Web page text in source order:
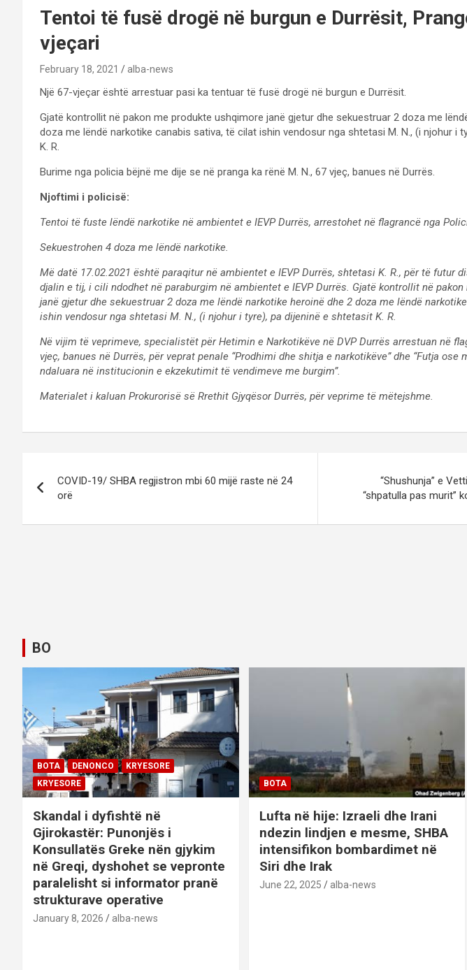
Tentoi të fusë drogë në burgun e Durrësit,
vjeçari
February 18, 2021 alba-news
Një 67-vjeçar është arrestuar pasi ka tentuar të fusë drogë në burgun e Durrësit.
Gjatë kontrollit në pakon me produkte ushqimore janë gjetur dhe sekuestruar 2 doza me
doza me lëndë narkotike canabis sativa, të cilat ishin vendosur nga shtetasi M. N., (i njohur i
K. R.
Burime nga policia bëjnë me dije se në pranga ka rënë M. N., 67 vjeç, banues në Durrës.
Njoftimi i policisë:
Tentoi të fuste lëndë narkotike në ambientet e IEVP Durrës, arrestohet në flagrancë nga
Sekuestrohen 4 doza me lëndë narkotike.
Më datë 17.02.2021 është paraqitur në ambientet e IEVP Durrës, shtetasi K. R., për të futur
djalin e tij, i cili ndodhet në paraburgim në ambientet e IEVP Durrës. Gjatë kontrollit në
janë gjetur dhe sekuestruar 2 doza me lëndë narkotike heroinë dhe 2 doza me lëndë
ishin vendosur nga shtetasi M. N., (i njohur i tyre), pa dijeninë e shtetasit K. R.
Në vijim të veprimeve, specialistët për Hetimin e Narkotikëve në DVP Durrës arrestuan në
vjeç, banues në Durrës, për veprat penale “Prodhimi dhe shitja e narkotikëve” dhe “Futja ose
ndaluara në institucionin e ekzekutimit të vendimeve me burgim”.
Materialet i kaluan Prokurorisë së Rrethit Gjyqësor Durrës, për veprime të mëtejshme.
s
v
i
a
t
i
o
n
COVID-19/ SHBA regjistron mbi 60 mijë raste në 24
orë
“Shushunja” e
“shpatulla pas murit”
BO
BOTA DENONCO
KRYESORE
KRYESORE
Skandal i dyfishtë në
Gjirokastër: Punonjës i
Konsullatës Greke nën gjykim
në Greqi, dyshohet se vepronte
paralelisht si informator pranë
strukturave operative
January 8, 2026 alba-news
BOTA
Lufta në hije: Izraeli dhe Irani
ndezin lindjen e mesme, SHBA
intensifikon bombardimet në
Siri dhe Irak
June 22, 2025 alba-news